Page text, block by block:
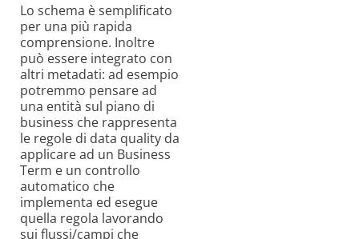
Lo schema è semplificato
per una più rapida
comprensione. Inoltre
può essere integrato con
altri metadati: ad esempio
potremmo pensare ad
una entità sul piano di
business che rappresenta
le regole di data quality da
applicare ad un Business
Term e un controllo
automatico che
implementa ed esegue
quella regola lavorando
sui flussi/campi che